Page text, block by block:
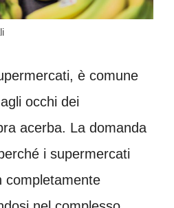
è comune
occhi dei
acerba. La domanda
i supermercati
completamente